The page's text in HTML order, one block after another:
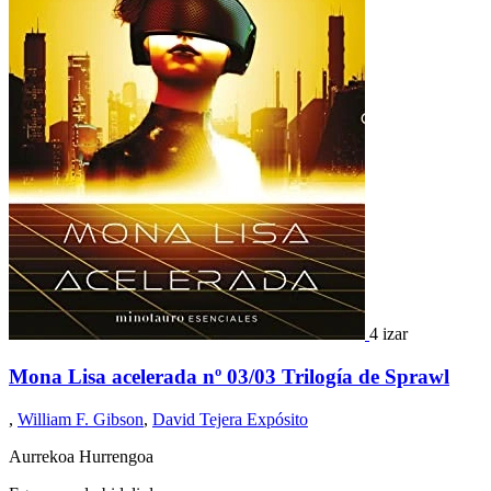
4 izar
Mona Lisa acelerada nº 03/03 Trilogía de Sprawl
, William F. Gibson, David Tejera Expósito
Aurrekoa Hurrengoa